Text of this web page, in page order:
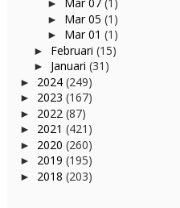
►
► Mar 05 (1)
► Mar 01 (1)
► Februari (15)
► Januari (31)
► 2024 (249)
► 2023 (167)
► 2022 (87)
► 2021 (421)
► 2020 (260)
► 2019 (195)
► 2018 (203)